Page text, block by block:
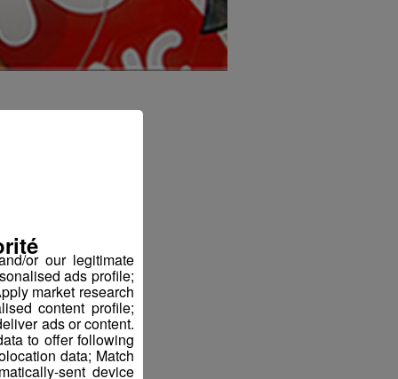
or our legitimate
ads profile;
market research
content profile;
ads or content.
to offer following
data; Match
sent device